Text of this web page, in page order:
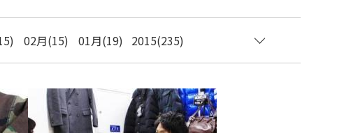
02月(15) 01月(19) 2015(235)